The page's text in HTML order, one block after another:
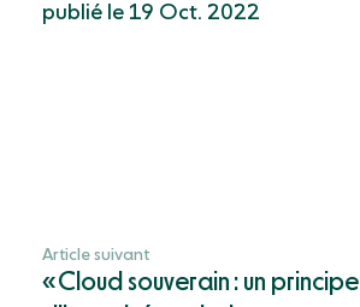
publié le 19 Oct. 2022
Article suivant
« Cloud souverain : un principe